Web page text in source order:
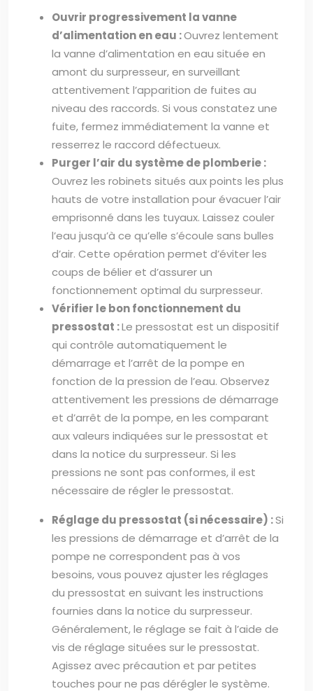
Ouvrir progressivement la vanne
d’alimentation en eau :Ouvrez lentement
la vanne d’alimentation en eau située en
amont du surpresseur, en surveillant
attentivement l’apparition de fuites au
niveau des raccords. Si vous constatez une
fuite, fermez immédiatement la vanne et
resserrez le raccord défectueux.
Purger l’air du système de plomberie :
Ouvrez les robinets situés aux points les plus
hauts de votre installation pour évacuer l’air
emprisonné dans les tuyaux. Laissez couler
l’eau jusqu’à ce qu’elle s’écoule sans bulles
d’air. Cette opération permet d’éviter les
coups de bélier et d’assurer un
fonctionnement optimal du surpresseur.
Vérifier le bon fonctionnement du
pressostat :Le pressostat est un dispositif
qui contrôle automatiquement le
démarrage et l’arrêt de la pompe en
fonction de la pression de l’eau. Observez
attentivement les pressions de démarrage
et d’arrêt de la pompe, en les comparant
aux valeurs indiquées sur le pressostat et
dans la notice du surpresseur. Si les
pressions ne sont pas conformes, il est
nécessaire de régler le pressostat.
Réglage du pressostat (si nécessaire) :Si
les pressions de démarrage et d’arrêt de la
pompe ne correspondent pas à vos
besoins, vous pouvez ajuster les réglages
du pressostat en suivant les instructions
fournies dans la notice du surpresseur.
Généralement, le réglage se fait à l’aide de
vis de réglage situées sur le pressostat.
Agissez avec précaution et par petites
touches pour ne pas dérégler le système.